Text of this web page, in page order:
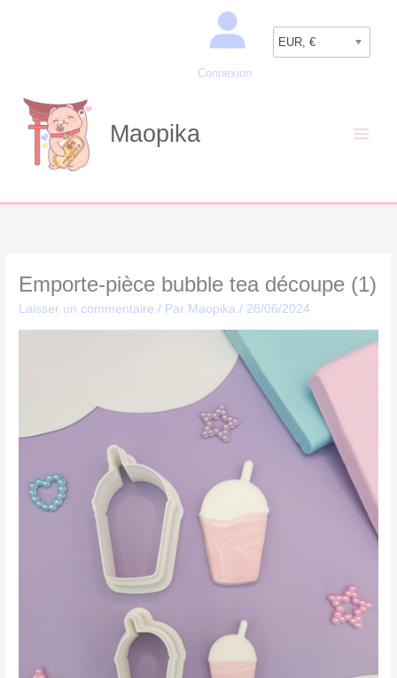
Connexion
EUR, €
Maopika
Emporte-pièce bubble tea découpe (1)
Laisser un commentaire / Par Maopika/ 28/06/2024
Recherche